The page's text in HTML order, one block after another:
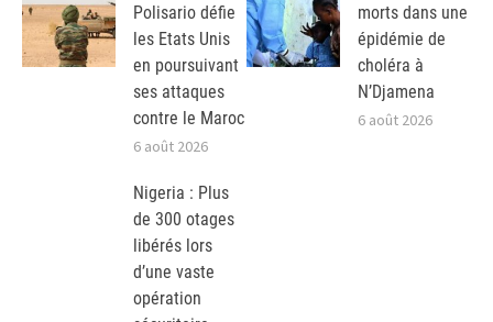
Polisario défie
les Etats Unis
en poursuivant
ses attaques
contre le Maroc
6 août 2026
morts dans une
épidémie de
choléra à
N’Djamena
6 août 2026
Nigeria : Plus
de 300 otages
libérés lors
d’une vaste
opération